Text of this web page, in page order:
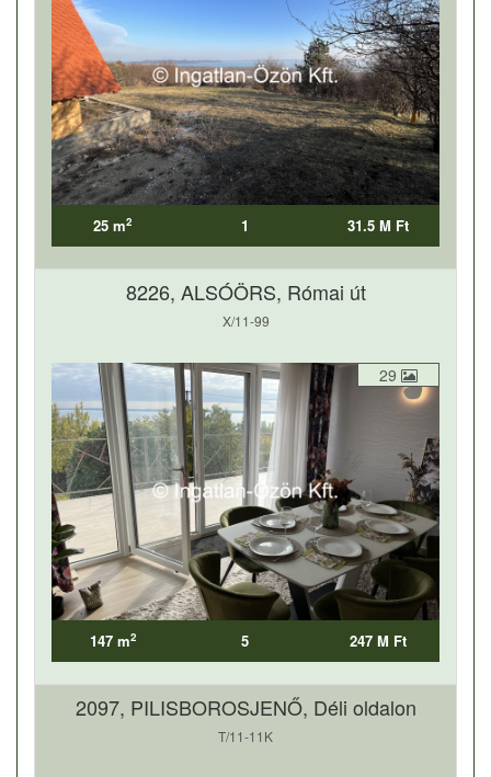
25 m2 1 31.5 M Ft
8226, ALSÓÖRS, Római út
X/11-99
29
147 m2 5 247 M Ft
2097, PILISBOROSJENŐ, Déli oldalon
T/11-11K